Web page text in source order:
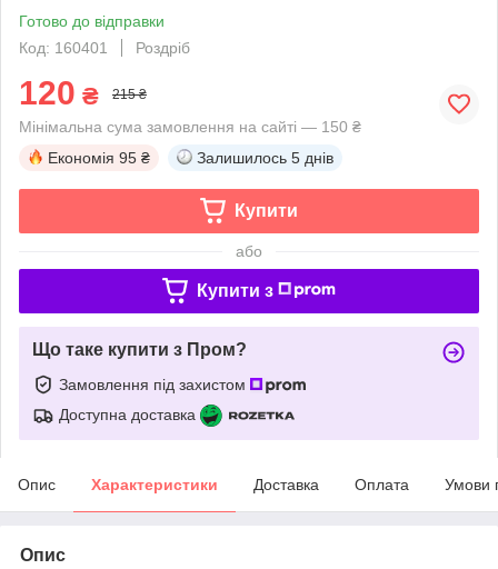
Готово до відправки
Код: 160401
Роздріб
120 ₴ 215 ₴
Мінімальна сума замовлення на сайті — 150 ₴
Економія 95 ₴ Залишилось 5 днів
Купити
або
Купити з
Що таке купити з Пром?
Замовлення під захистом
Доступна доставка
Опис Характеристики Доставка Оплата Умови
Опис